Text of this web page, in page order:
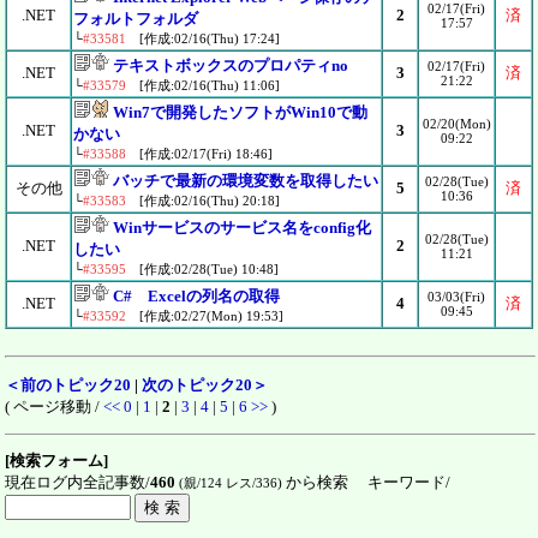
.NET
フォルトフォルダ
└#33581 [作成:02/16(Thu) 17:24]
2
02/17(Fri)
17:57
済
.NET テキストボックスのプロパティno
└#33579 [作成:02/16(Thu) 11:06]
3
02/17(Fri)
21:22
済
.NET
Win7で開発したソフトがWin10で動
かない
└#33588 [作成:02/17(Fri) 18:46]
3
02/20(Mon)
09:22
その他 バッチで最新の環境変数を取得したい
└#33583 [作成:02/16(Thu) 20:18]
5
02/28(Tue)
10:36
済
.NET
Winサービスのサービス名をconfig化
したい
└#33595 [作成:02/28(Tue) 10:48]
2
02/28(Tue)
11:21
.NET C# Excelの列名の取得
└#33592 [作成:02/27(Mon) 19:53]
4
03/03(Fri)
09:45
済
＜前のトピック20 | 次のトピック20＞
( ページ移動 / << 0 | 1 | 2 | 3 | 4 | 5 | 6 >> )
[検索フォーム]
現在ログ内全記事数/460 (親/124 レス/336) から検索 キーワード/